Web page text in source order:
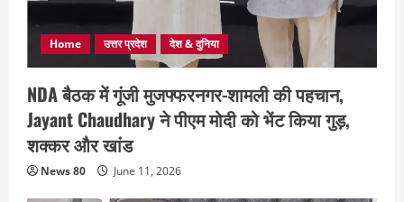
Home उत्तर प्रदेश देश & दुनिया
NDA बैठक में गूंजी मुजफ्फरनगर-शामली की पहचान,
Jayant Chaudhary ने पीएम मोदी को भेंट किया गुड़,
शक्कर और खांड
News 80 June 11, 2026